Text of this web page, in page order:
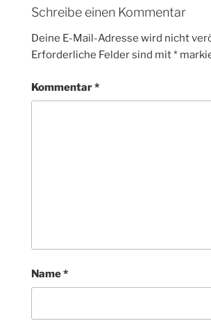
Schreibe einen Kommentar
Deine E-Mail-Adresse wird nicht
Erforderliche Felder sind mit*
Kommentar*
Name*